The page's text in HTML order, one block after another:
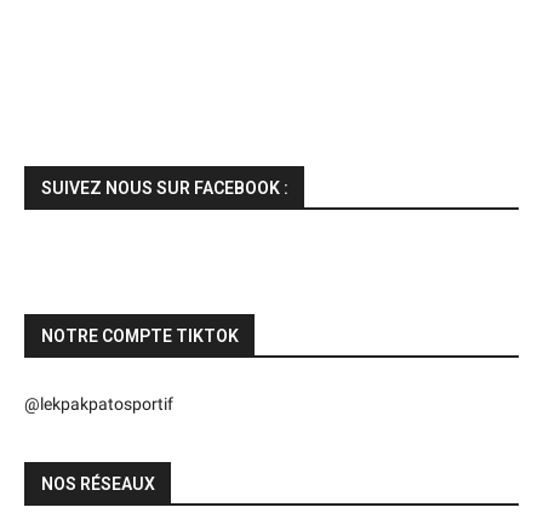
SUIVEZ NOUS SUR FACEBOOK :
NOTRE COMPTE TIKTOK
@lekpakpatosportif
NOS RÉSEAUX